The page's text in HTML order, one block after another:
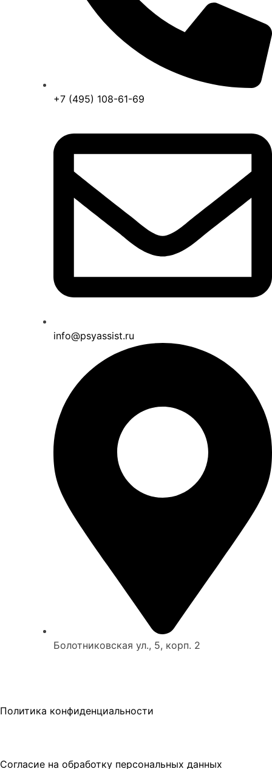
+7 (495) 108-61-69
info@psyassist.ru
Болотниковская ул., 5, корп. 2
Политика конфиденциальности
Согласие на обработку персональных данных